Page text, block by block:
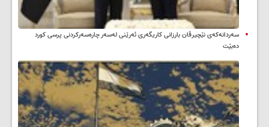
سه‌ردانه‌کەی نێچیرڤان بارزانی كاریگه‌ری ئه‌رێنی له‌سه‌ر چاره‌سه‌ركردنی پرسی كورد
ده‌بێت